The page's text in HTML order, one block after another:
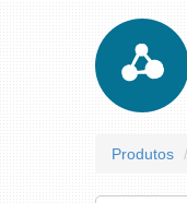
Produtos